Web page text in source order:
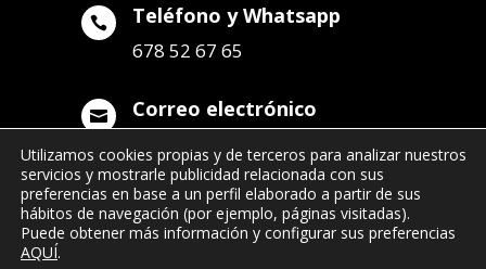
 Teléfono y Whatsapp
678 52 67 65
 Correo electrónico
info@remolqueszabala.com
Utilizamos cookies propias y de terceros para analizar nuestros
servicios y mostrarle publicidad relacionada con sus
preferencias en base a un perfil elaborado a partir de sus
hábitos de navegación (por ejemplo, páginas visitadas).
Puede obtener más información y configurar sus preferencias
AQUÍ.